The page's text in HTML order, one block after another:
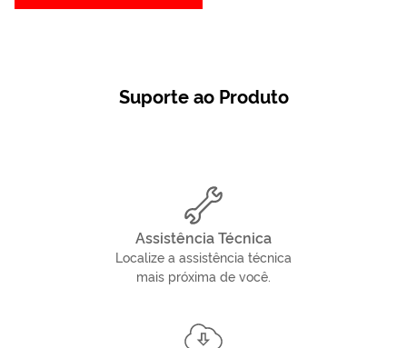
Suporte ao Produto
Assistência Técnica
Localize a assistência técnica
mais próxima de você.